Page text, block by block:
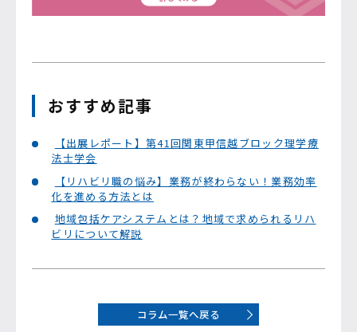
おすすめ記事
【出展レポート】第41回関東甲信越ブロック理学療
法士学会
【リハビリ職の悩み】業務が終わらない！業務効率
化を進める方法とは
地域包括ケアシステムとは？地域で求められるリハ
ビリについて解説
コラム一覧へ戻る